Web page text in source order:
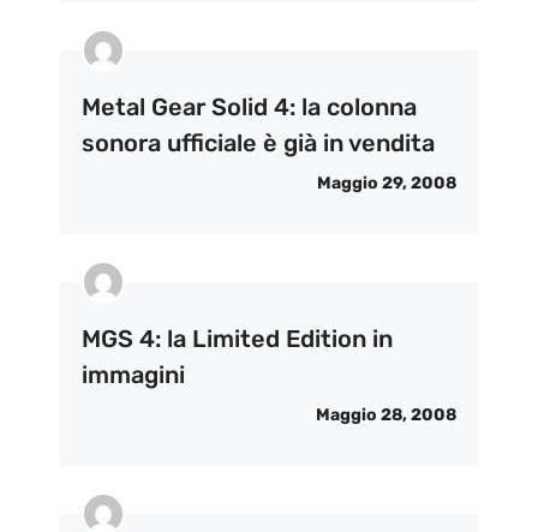
Metal Gear Solid 4: la colonna
sonora ufficiale è già in vendita
Maggio 29, 2008
MGS 4: la Limited Edition in
immagini
Maggio 28, 2008